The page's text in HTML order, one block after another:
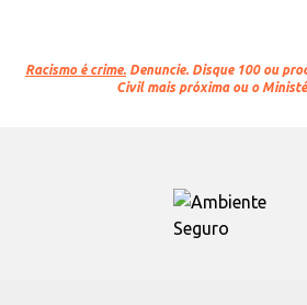
Racismo é crime. Denuncie. Disque 100 ou
Civil mais próxima ou o